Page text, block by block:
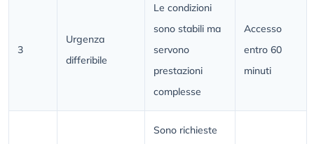
3
Urgenza
differibile
Le condizioni
sono stabili ma
servono
prestazioni
complesse
Accesso
entro 60
minuti
Sono richieste